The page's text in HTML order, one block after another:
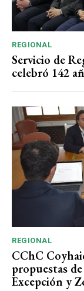
REGIONAL
Servicio de
celebró 142
REGIONAL
CChC
propuestas
Excepción y